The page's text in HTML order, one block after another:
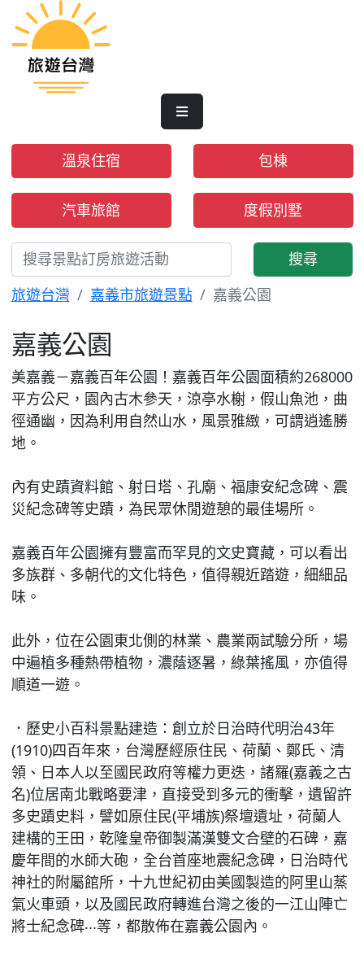
溫泉住宿 包棟
汽車旅館 度假別墅
搜尋
旅遊台灣
嘉義市旅遊景點 嘉義公園
嘉義公園
美嘉義－嘉義百年公園！嘉義百年公園面積約268000
平方公尺，園內古木參天，涼亭水榭，假山魚池，曲
徑通幽，因為利用自然山水，風景雅緻，可謂逍遙勝
地。
內有史蹟資料館、射日塔、孔廟、福康安紀念碑、震
災紀念碑等史蹟，為民眾休閒遊憩的最佳場所。
嘉義百年公園擁有豐富而罕見的文史寶藏，可以看出
多族群、多朝代的文化特色，值得親近踏遊，細細品
味。
此外，位在公園東北側的林業、農業兩試驗分所，場
中遍植多種熱帶植物，濃蔭逐暑，綠葉搖風，亦值得
順道一遊。
．歷史小百科景點建造：創立於日治時代明治43年
(1910)四百年來，台灣歷經原住民、荷蘭、鄭氏、清
領、日本人以至國民政府等權力更迭，諸羅(嘉義之古
名)位居南北戰略要津，直接受到多元的衝擊，遺留許
多史蹟史料，譬如原住民(平埔族)祭壇遺址，荷蘭人
建構的王田，乾隆皇帝御製滿漢雙文合壁的石碑，嘉
慶年間的水師大砲，全台首座地震紀念碑，日治時代
神社的附屬館所，十九世紀初由美國製造的阿里山蒸
氣火車頭，以及國民政府轉進台灣之後的一江山陣亡
將士紀念碑‧‧‧等，都散佈在嘉義公園內。